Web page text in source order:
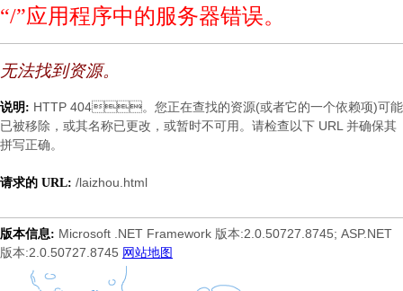
“/”应用程序中的服务器错误。
无法找到资源。
说明: HTTP 404。您正在查找的资源(或者它的一个依赖项)可能
已被移除，或其名称已更改，或暂时不可用。请检查以下 URL 并确保其
拼写正确。
请求的 URL: /laizhou.html
版本信息: Microsoft .NET Framework 版本:2.0.50727.8745; ASP.NET
版本:2.0.50727.8745 网站地图